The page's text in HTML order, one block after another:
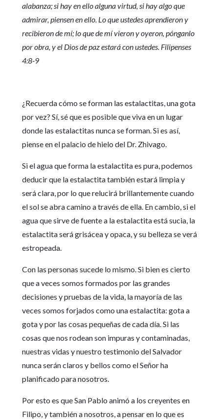
alabanza; si hay en ello alguna virtud, si hay algo que
admirar, piensen en ello. Lo que ustedes aprendieron y
recibieron de mí; lo que de mí vieron y oyeron, pónganlo
por obra, y el Dios de paz estará con ustedes. Filipenses
4:8-9
¿Recuerda cómo se forman las estalactitas, una gota
por vez? Sí, sé que es posible que viva en un lugar
donde las estalactitas nunca se forman. Si es así,
piense en el palacio de hielo del Dr. Zhivago.
Si el agua que forma la estalactita es pura, podemos
deducir que la estalactita también estará limpia y
será clara, por lo que relucirá brillantemente cuando
el sol se abra camino a través de ella. En cambio, si el
agua que sirve de fuente a la estalactita está sucia, la
estalactita será grisácea y opaca, y su belleza se verá
estropeada.
Con las personas sucede lo mismo. Si bien es cierto
que a veces somos formados por las grandes
decisiones y pruebas de la vida, la mayoría de las
veces somos forjados como una estalactita: gota a
gota y por las cosas pequeñas de cada día. Si las
cosas que nos rodean son impuras y contaminadas,
nuestras vidas y nuestro testimonio del Salvador
nunca serán claros y bellos como el Señor ha
planificado para nosotros.
Por esto es que San Pablo animó a los creyentes en
Filipo, y también a nosotros, a pensar en lo que es